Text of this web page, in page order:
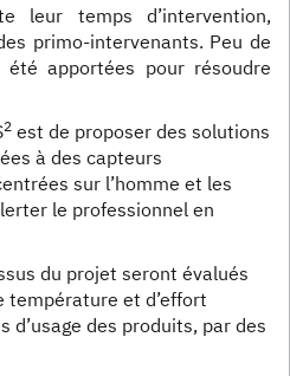
leur temps d’intervention,
primo-intervenants. Peu de
apportées pour résoudre
2 est de proposer des solutions
à des capteurs
sur l’homme et les
le professionnel en
du projet seront évalués
température et d’effort
d’usage des produits, par des